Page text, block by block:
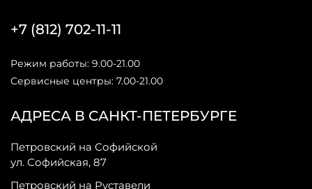
АДРЕСА В САНКТ-ПЕТЕРБУРГЕ
Петровский на Софийской
ул. Софийская, 87
Петровский на Руставели
+7 (812) 702-11-11
Режим работы: 9.00-21.00
Сервисные центры: 7.00-21.00